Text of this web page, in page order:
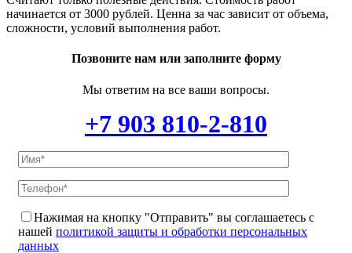
начинается от 3000 рублей. Ценна за час зависит от объема,
сложности, условий выполнения работ.
Позвоните нам или заполните форму
Мы ответим на все ваши вопросы.
+7 903 810-2-810
Нажимая на кнопку "Отправить" вы соглашаетесь с
нашей политикой защиты и обработки персональных
данных